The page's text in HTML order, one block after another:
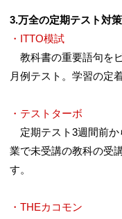
3.万全の定期テスト対策
・ITTO模試
教科書の重要語句を
月例テスト。学習の定
・テストターボ
定期テスト3週間前か
業で未受講の教科の受
す。
・THEカコモン